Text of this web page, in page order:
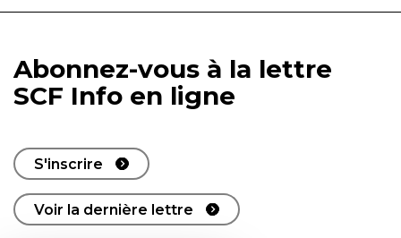
Abonnez-vous à la lettre
SCF Info en ligne
S'inscrire
Voir la dernière lettre